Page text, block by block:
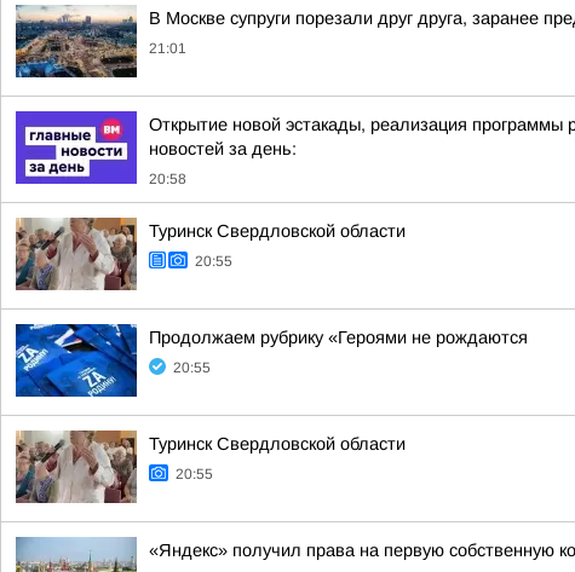
В Москве супруги порезали друг друга, заранее
21:01
Открытие новой эстакады, реализация программы
новостей за день:
20:58
Туринск Свердловской области
20:55
Продолжаем рубрику «Героями не рождаются
20:55
Туринск Свердловской области
20:55
«Яндекс» получил права на первую собственную